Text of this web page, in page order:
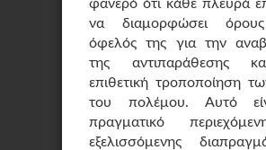
φανερό ότι κάθε πλευρά
να διαμορφώσει
όφελός της για την
της αντιπαράθεσης
επιθετική τροποποίηση
του πολέμου. Αυτό
πραγματικό
εξελισσόμενης